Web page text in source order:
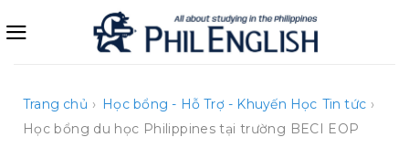
qua
Trang chủ › Học bổng - Hỗ Trợ - Khuyến Học Tin tức ›
Học bổng du học Philippines tại trường BECI EOP